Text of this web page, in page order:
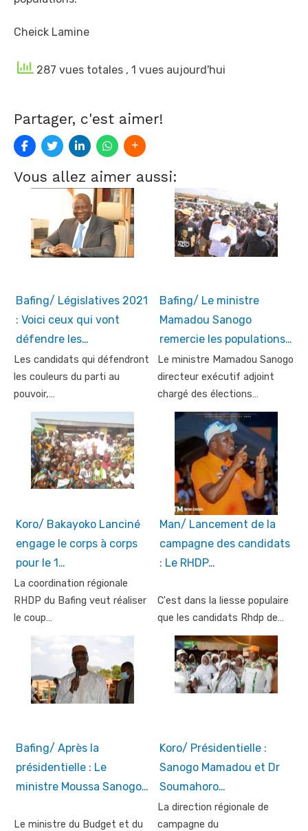
Cheick Lamine
287 vues totales , 1 vues aujourd'hui
Partager, c'est aimer!
Vous allez aimer aussi:
Bafing/ Législatives 2021
: Voici ceux qui vont
défendre les…
Les candidats qui défendront
les couleurs du parti au
pouvoir,…
Bafing/ Le ministre
Mamadou Sanogo
remercie les populations…
Le ministre Mamadou Sanogo
directeur exécutif adjoint
chargé des élections…
Koro/ Bakayoko Lanciné
engage le corps à corps
pour le 1…
La coordination régionale
RHDP du Bafing veut réaliser
le coup…
Man/ Lancement de la
campagne des candidats
: Le RHDP…
C'est dans la liesse populaire
que les candidats Rhdp de…
Bafing/ Après la
présidentielle : Le
ministre Moussa Sanogo…
Le ministre du Budget et du
Koro/ Présidentielle :
Sanogo Mamadou et Dr
Soumahoro…
La direction régionale de
campagne du